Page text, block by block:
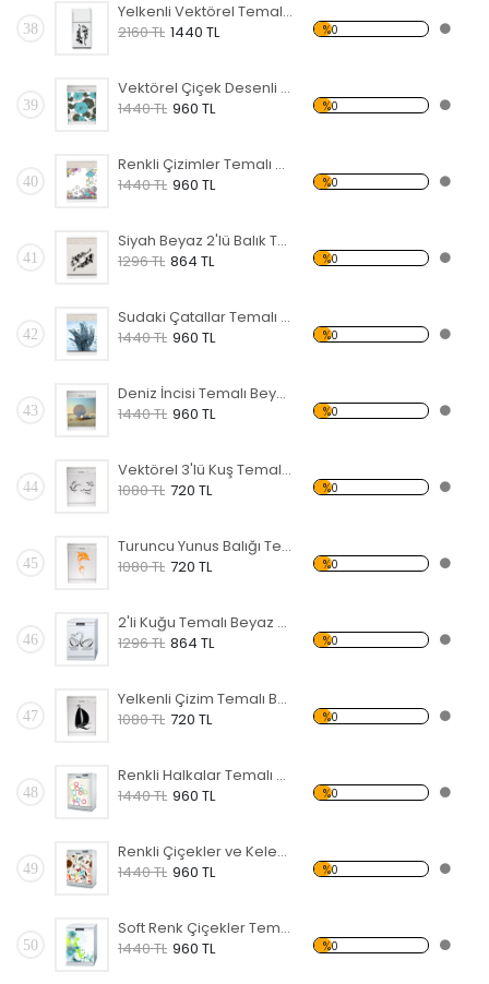
38
Yelkenli Vektörel Temalı Beyaz Eşya Sticker
2160 TL 1440 TL %0
39
Vektörel Çiçek Desenli Temalı Beyaz Eşya Sticker
1440 TL 960 TL %0
40
Renkli Çizimler Temalı Beyaz Eşya Sticker
1440 TL 960 TL %0
41
Siyah Beyaz 2'lü Balık Temalı Beyaz Eşya Sticker
1296 TL 864 TL %0
42
Sudaki Çatallar Temalı Beyaz Eşya Sticker
1440 TL 960 TL %0
43
Deniz İncisi Temalı Beyaz Eşya Sticker
1440 TL 960 TL %0
44
Vektörel 3'lü Kuş Temalı Beyaz Eşya Sticker
1080 TL 720 TL %0
45
Turuncu Yunus Balığı Temalı Beyaz Eşya Sticker
1080 TL 720 TL %0
46
2'li Kuğu Temalı Beyaz Eşya Sticker
1296 TL 864 TL %0
47
Yelkenli Çizim Temalı Beyaz Eşya Sticker
1080 TL 720 TL %0
48
Renkli Halkalar Temalı Beyaz Eşya Sticker
1440 TL 960 TL %0
49
Renkli Çiçekler ve Kelebekler Temalı Beyaz Eşya Sticker
1440 TL 960 TL %0
50
Soft Renk Çiçekler Temalı Beyaz Eşya Sticker
1440 TL 960 TL %0